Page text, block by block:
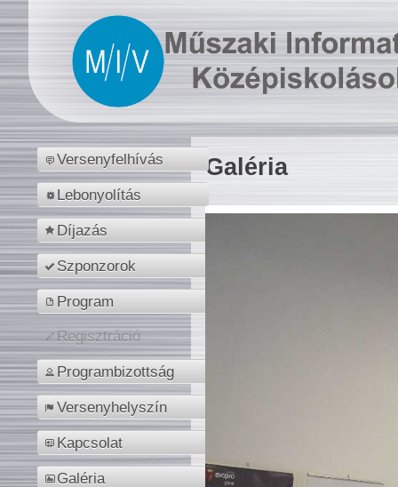
Versenyfelhívás
Lebonyolítás
Díjazás
Szponzorok
Program
Regisztráció
Programbizottság
Versenyhelyszín
Kapcsolat
Galéria
Galéria